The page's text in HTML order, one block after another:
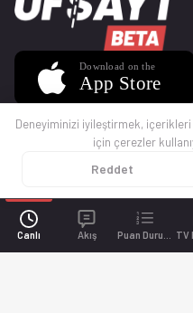
Canlı Akış TV
© 2025 Ofsayt
Deneyiminizi iyileştirmek,
için çerezler
Reddet